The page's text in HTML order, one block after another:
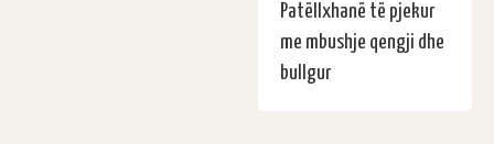
Patëllxhanë të pjekur
me mbushje qengji dhe
bullgur